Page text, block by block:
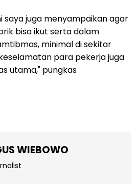
saya juga menyampaikan agar
bisa ikut serta dalam
minimal di sekitar
para pekerja juga
utama," pungkas
WIEBOWO